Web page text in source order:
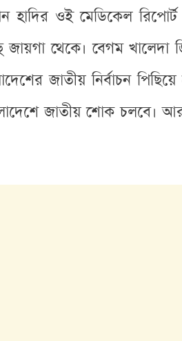
হাদির ওই মেডিকেল রিপোর্ট
থেকে। বেগম খালেদা
জাতীয় নির্বাচন
জাতীয় শোক চলবে।